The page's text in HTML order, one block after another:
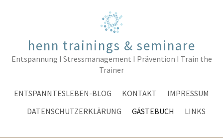
henn trainings & seminare
Entspannung I Stressmanagement I Prävention I Train the
Trainer
ENTSPANNTESLEBEN-BLOG KONTAKT
IMPRESSUM
DATENSCHUTZERKLÄRUNG
GÄSTEBUCH LINKS